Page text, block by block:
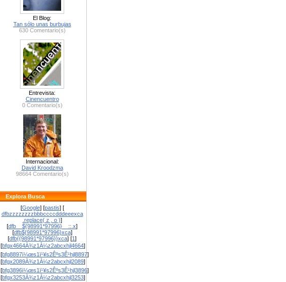
El Blog:
Tan sólo unas burbujas
630 Comentario(s)
Entrevista:
Cinencuentro
0 Comentario(s)
Internacional:
David Kroodzma
98664 Comentario(s)
Explora Busca
[Google] [pastis] [
dfbzzzzzzzzbbbccccdddeeexca
.replace( z , o )]
[dfb__${98991*97996}__::.x]
[dfb${98991*97996}xca]
[dfb{{98991*97996}}xca] [1]
[bfgx4664À¾z1À¼z2abcxhjl4664]
[bfg8897ï¼œs1ï¹¥s2Êºs3Ê¹hjl8897]
[bfgx2089À¾z1À¼z2abcxhjl2089]
[bfg3896ï¼œs1ï¹¥s2Êºs3Ê¹hjl3896]
[bfgx3253À¾z1À¼z2abcxhjl3253]